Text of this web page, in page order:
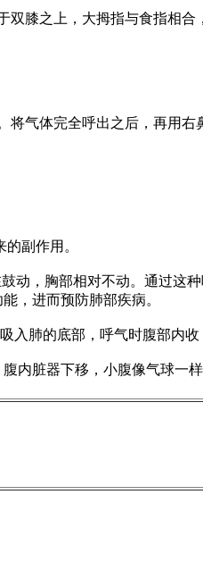
膝之上，大拇指与食指相合
体完全呼出之后，再用右
副作用。
，胸部相对不动。通过这
，进而预防肺部疾病。
肺的底部，呼气时腹部内收
脏器下移，小腹像气球一